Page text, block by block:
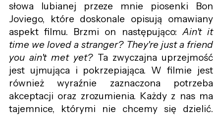
słowa lubianej przeze mnie piosenki Bon
Joviego, które doskonale opisują omawiany
aspekt filmu. Brzmi on następująco:Ain't it
time we loved a stranger? They're just a friend
you ain't met yet?Ta zwyczajna uprzejmość
jest ujmująca i pokrzepiająca. W filmie jest
również wyraźnie zaznaczona potrzeba
akceptacji oraz zrozumienia. Każdy z nas ma
tajemnice, którymi nie chcemy się dzielić.